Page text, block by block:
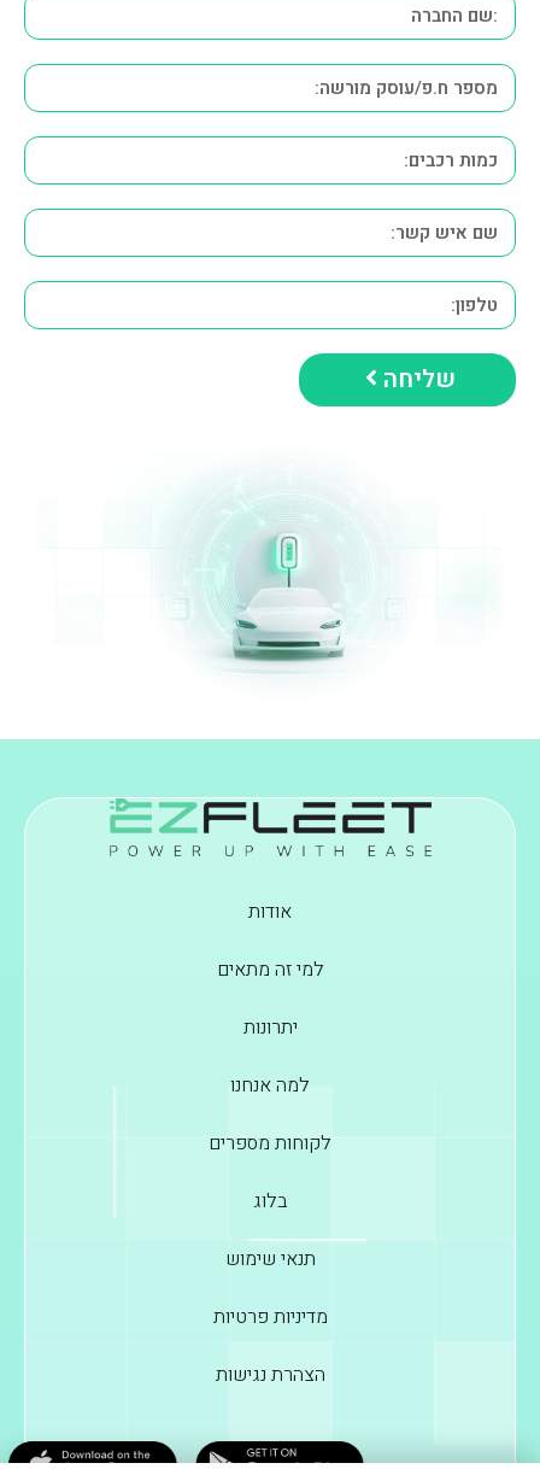
שליחה
אודות
למי זה מתאים
יתרונות
למה אנחנו
לקוחות מספרים
בלוג
תנאי שימוש
מדיניות פרטיות
הצהרת נגישות